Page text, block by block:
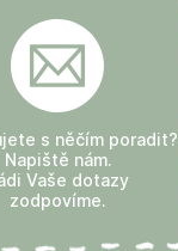
s něčím poradit?
Napiště nám.
Vaše dotazy
zodpovíme.